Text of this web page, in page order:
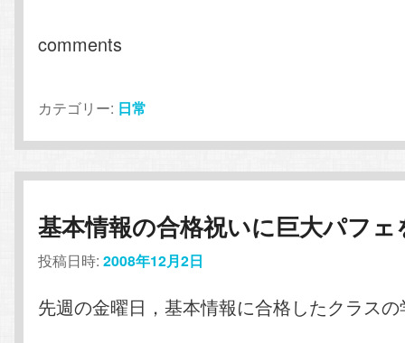
comments
カテゴリー: 日常
基本情報の合格祝いに巨大パフェ
投稿日時:2008年12月2日
先週の金曜日，基本情報に合格したクラス